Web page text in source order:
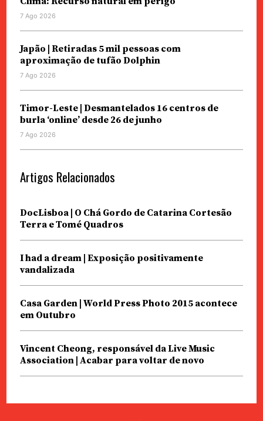
7 Ago 2026
Japão | Retiradas 5 mil pessoas com
aproximação de tufão Dolphin
7 Ago 2026
Timor-Leste | Desmantelados 16 centros de
burla ‘online’ desde 26 de junho
7 Ago 2026
Artigos Relacionados
DocLisboa | O Chá Gordo de Catarina Cortesão
Terra e Tomé Quadros
I had a dream | Exposição positivamente
vandalizada
Casa Garden | World Press Photo 2015 acontece
em Outubro
Vincent Cheong, responsável da Live Music
Association | Acabar para voltar de novo